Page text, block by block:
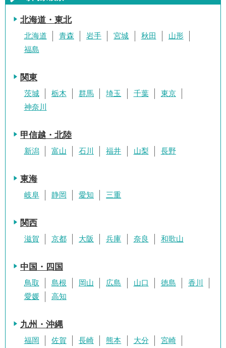
北海道・東北
北海道 青森 岩手 宮城 秋田
山形
福島
関東
茨城 栃木 群馬 埼玉 千葉
東京
神奈川
甲信越・北陸
新潟 富山 石川 福井 山梨 長野
東海
岐阜 静岡 愛知 三重
関西
滋賀 京都 大阪 兵庫 奈良 和歌山
中国・四国
鳥取 島根 岡山 広島 山口 徳島
香川
愛媛
高知
九州・沖縄
福岡 佐賀 長崎 熊本 大分
宮崎